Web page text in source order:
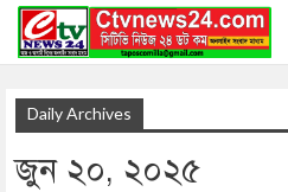
Daily Archives
জুন ২০, ২০২৫